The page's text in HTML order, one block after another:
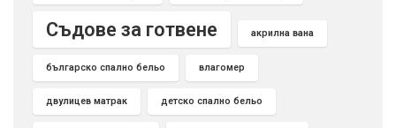
Съдове за готвене акрилна вана
българско спално бельо влагомер
двулицев матрак детско спално бельо